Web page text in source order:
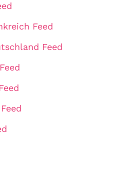
Feed
Feed